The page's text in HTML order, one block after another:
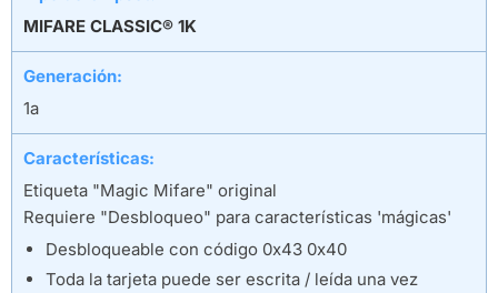
MIFARE CLASSIC® 1K
Generación:
1a
Características:
Etiqueta "Magic Mifare" original
Requiere "Desbloqueo" para características 'mágicas'
Desbloqueable con código 0x43 0x40
Toda la tarjeta puede ser escrita / leída una vez